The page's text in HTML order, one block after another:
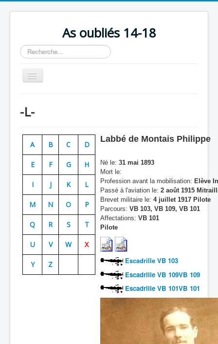
As oubliés 14-18
Rechercher
Basculer
la
Chronologie
Escadrilles
Organisation
Avions
Personnels
Doctrines
Batailles
Les As
Cahiers des As
-L-
A B C D
E F G H
I J K L
M N O P
Q R S T
U V W X
Y Z
Labbé de Montais Philippe
Né le: 31 mai 1893
Mort le:
Profession avant la mobilisation: Elève
Passé à l'aviation le: 2 août 1915
Brevet militaire le: 4 juillet 1917 Pilote
Parcours: VB 103, VB 109, VB 101
Affectations: VB 101
Pilote
Escadrille VB 103
Escadrille VB 109VB 109
Escadrille VB 101VB 101